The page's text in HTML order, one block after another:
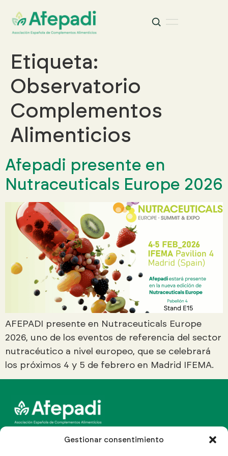
Gestionar consentimiento
Buscar
Etiqueta:
Observatorio
Complementos
Alimenticios
Afepadi presente en
Nutraceuticals Europe 2026
AFEPADI presente en Nutraceuticals Europe
2026, uno de los eventos de referencia del sector
nutracéutico a nivel europeo, que se celebrará
los próximos 4 y 5 de febrero en Madrid IFEMA.